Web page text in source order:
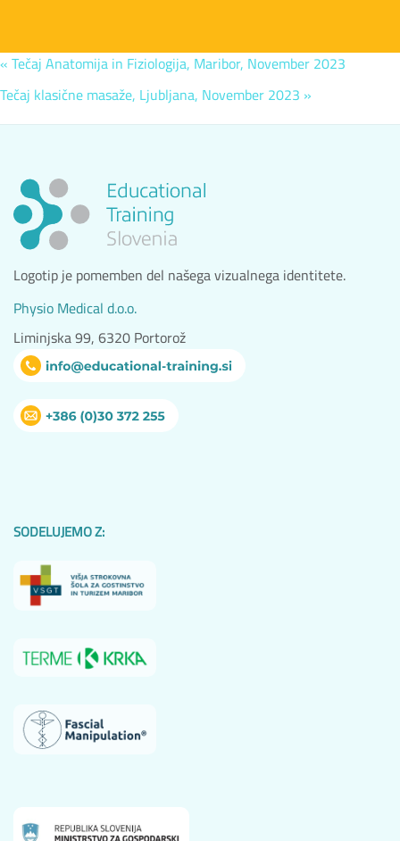
«Tečaj Anatomija in Fiziologija, Maribor, November 2023
Tečaj klasične masaže, Ljubljana, November 2023 »
Logotip je pomemben del našega vizualnega identitete.
Physio Medical d.o.o.
Liminjska 99, 6320 Portorož
SODELUJEMO Z: